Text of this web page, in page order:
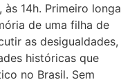
14h. Primeiro longa
de uma filha de
as desigualdades,
históricas que
no Brasil. Sem